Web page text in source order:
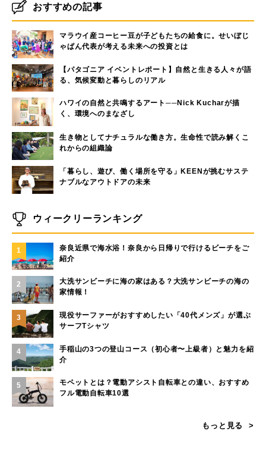
おすすめの記事
マラウイ産コーヒー豆が子どもたちの給食に。せいぼじ
ゃぱん代表が考える未来への投資とは
【パタゴニア イベントレポート】自然と生きる人々が語
る、気候変動と暮らしのリアル
ハワイの自然と共鳴するアート──Nick Kucharが描
く、環境へのまなざし
生き物としてナチュラルな働き方。生命性で読み解くこ
れからの組織論
「暮らし、遊び、働く場所を守る」KEENが挑むサステ
ナブルなアウトドアの未来
ウィークリーランキング
1
奈良近県で海水浴！奈良から日帰りで行けるビーチをご
紹介
2
大洗サンビーチに海の家はある？大洗サンビーチの海の
家情報！
3
現役サーファーがおすすめしたい「40代メンズ」が選ぶ
サーフTシャツ
4
手稲山の3つの登山コース（初心者〜上級者）と魅力を紹
介
5
モペットとは？電動アシスト自転車との違い、おすすめ
フル電動自転車10選
もっと見る